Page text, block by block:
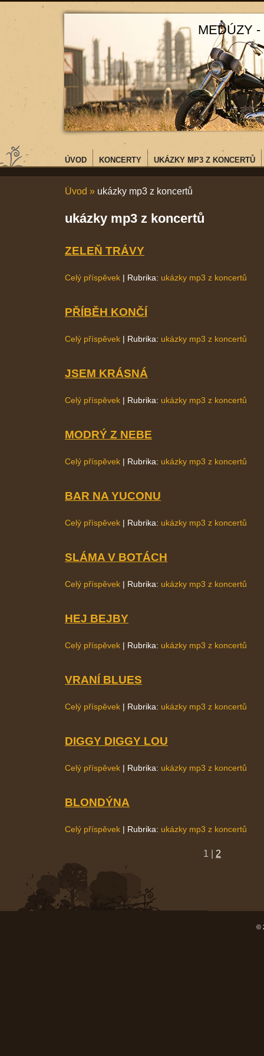
MEDÚZY
ÚVOD KONCERTY UKÁZKY MP3 Z KONCERTŮ
Úvod » ukázky mp3 z koncertů
ukázky mp3 z koncertů
ZELEŇ TRÁVY
Celý příspěvek | Rubrika: ukázky mp3 z koncertů
PŘÍBĚH KONČÍ
Celý příspěvek | Rubrika: ukázky mp3 z koncertů
JSEM KRÁSNÁ
Celý příspěvek | Rubrika: ukázky mp3 z koncertů
MODRÝ Z NEBE
Celý příspěvek | Rubrika: ukázky mp3 z koncertů
BAR NA YUCONU
Celý příspěvek | Rubrika: ukázky mp3 z koncertů
SLÁMA V BOTÁCH
Celý příspěvek | Rubrika: ukázky mp3 z koncertů
HEJ BEJBY
Celý příspěvek | Rubrika: ukázky mp3 z koncertů
VRANÍ BLUES
Celý příspěvek | Rubrika: ukázky mp3 z koncertů
DIGGY DIGGY LOU
Celý příspěvek | Rubrika: ukázky mp3 z koncertů
BLONDÝNA
Celý příspěvek | Rubrika: ukázky mp3 z koncertů
1 2
©